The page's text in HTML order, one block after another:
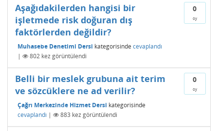
0
oy
Aşağıdakilerden hangisi bir
işletmede risk doğuran dış
faktörlerden değildir?
Muhasebe Denetimi Dersi kategorisinde cevaplandı
|
802 kez görüntülendi
0
oy
Belli bir meslek grubuna ait terim
ve sözcüklere ne ad verilir?
Çağrı Merkezinde Hizmet Dersi kategorisinde
cevaplandı | 883 kez görüntülendi